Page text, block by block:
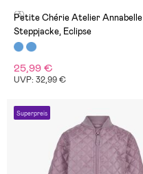
(3)
Petite Chérie Atelier Annabelle
Steppjacke, Eclipse
25,99 €
UVP: 32,99 €
Superpreis